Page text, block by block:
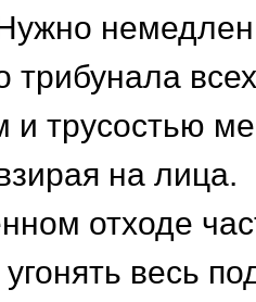
трибунала
и трусостью
на лица.
отходе
весь